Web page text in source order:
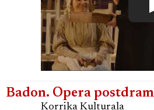
Badon. Opera
Korrika Kulturala